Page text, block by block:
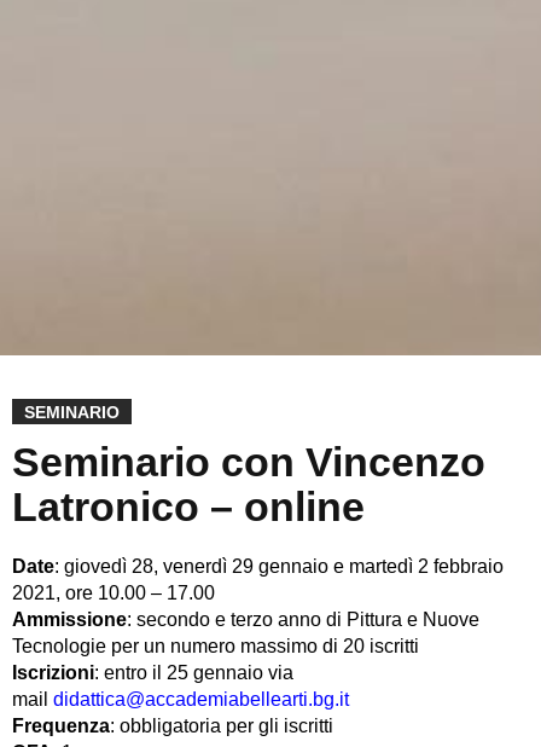
SEMINARIO
Seminario con Vincenzo
Latronico – online
Date: giovedì 28, venerdì 29 gennaio e martedì 2 febbraio
2021, ore 10.00 – 17.00
Ammissione: secondo e terzo anno di Pittura e Nuove
Tecnologie per un numero massimo di 20 iscritti
Iscrizioni: entro il 25 gennaio via
mail didattica@accademiabellearti.bg.it
Frequenza: obbligatoria per gli iscritti